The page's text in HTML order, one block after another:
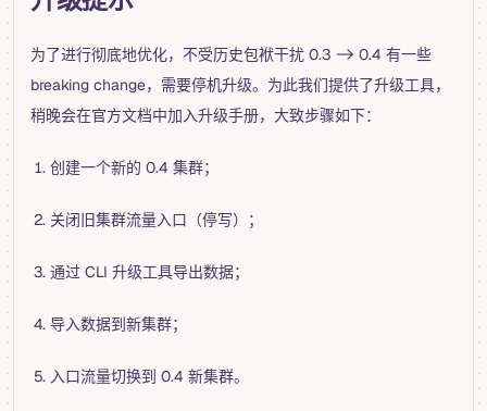
为了进行彻底地优化，不受历史包袱干扰 0.3 -> 0.4 有一些
breaking change，需要停机升级。为此我们提供了升级工具，
稍晚会在官方文档中加入升级手册，大致步骤如下：
创建一个新的 0.4 集群；
关闭旧集群流量入口（停写）；
通过 CLI 升级工具导出数据；
导入数据到新集群；
入口流量切换到 0.4 新集群。